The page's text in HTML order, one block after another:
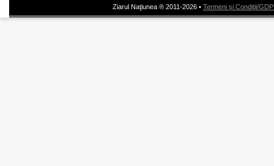
Ziarul Naţiunea ® 2011-2026 • Termeni şi Condiţii/